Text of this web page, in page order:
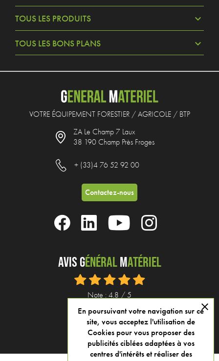
TOUS LES PRODUITS
TOUS LES BONS PLANS
VOTRE ÉQUIPEMENT FORESTIER / AGRICOLE / BTP
ZA Le Champ 7 Laux
38 190 Champ Près Froges
+ (33)4 76 52 92 00
Contactez-nous
Avis GénéralMatériel
Note : 4.8 / 5
Voir tous nos avis
En poursuivant votre navigation sur ce
site, vous acceptez l'utilisation de
Cookies pour vous proposer des
publicités ciblées adaptées à vos
centres d'intérêts et réaliser des
close